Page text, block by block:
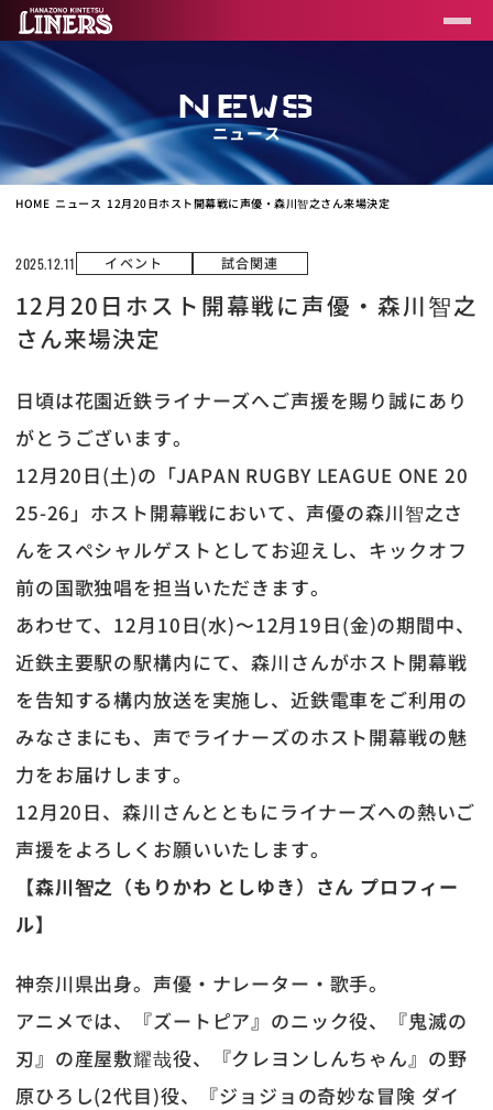
NEWS
ニュース
HOME ニュース 12月20日ホスト開幕戦に声優・森川智之さん来場決定
2025.12.11 イベント 試合関連
12月20日ホスト開幕戦に声優・森川智之
さん来場決定
日頃は花園近鉄ライナーズへご声援を賜り誠にあり
がとうございます。
12月20日(土)の「JAPAN RUGBY LEAGUE ONE 20
25-26」ホスト開幕戦において、声優の森川智之さ
んをスペシャルゲストとしてお迎えし、キックオフ
前の国歌独唱を担当いただきます。
あわせて、12月10日(水)〜12月19日(金)の期間中、
近鉄主要駅の駅構内にて、森川さんがホスト開幕戦
を告知する構内放送を実施し、近鉄電車をご利用の
みなさまにも、声でライナーズのホスト開幕戦の魅
力をお届けします。
12月20日、森川さんとともにライナーズへの熱いご
声援をよろしくお願いいたします。
【森川智之（もりかわ としゆき）さん プロフィー
ル】
神奈川県出身。声優・ナレーター・歌手。
アニメでは、『ズートピア』のニック役、『鬼滅の
刃』の産屋敷耀哉役、『クレヨンしんちゃん』の野
原ひろし(2代目)役、『ジョジョの奇妙な冒険 ダイ